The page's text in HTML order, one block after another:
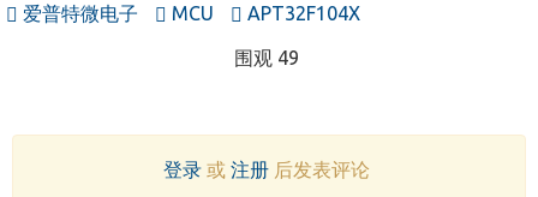
爱普特微电子 MCU APT32F104X
围观 49
登录或 注册后发表评论